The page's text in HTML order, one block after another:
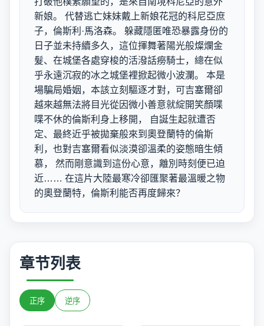
新娘。 代替逃亡妹妹戴上新娘花冠的科尼亞庶
子，倫斯利·馬洛森。 躲藏隱匿唯恐暴露身份的
日子並未持續多久，這位揮舞著陽光般燦爛金
髮、在城堡各處穿梭的活潑話癆騎士，總在似
乎永遠沉寂的冰之城堡裡掀起微小波瀾。 本是
場騙局婚姻，本該立刻驅逐才對，可吉塞爾卻
越來越無法將目光從因微小善意就綻開笑顏喋
喋不休的倫斯利身上移開， 自誕生起就遭否
定、最終近乎被拋棄般來到奧登蘭特的倫斯
利，也對吉塞爾看似淡漠卻溫柔的姿態暗生傾
慕， 然而剛意識到這份心意，離別時刻便已迫
近…… 在這片大陸最寒冷卻匯聚著最溫暖之物
的奧登蘭特，倫斯利能否再度歸來？
章节列表
正序 逆序